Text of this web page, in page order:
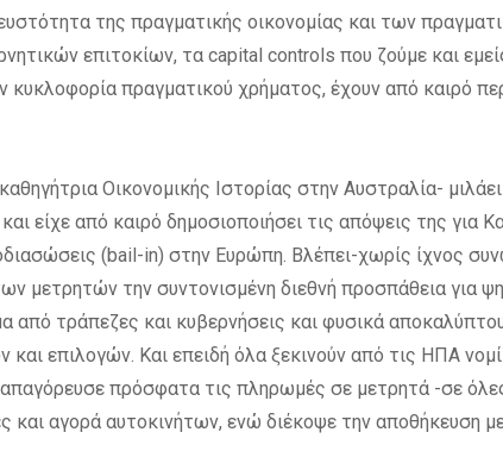
της πραγματικής οικονομίας και των
επιτοκίων, τα capital controls που ζούμε και
κυκλοφορία πραγματικού χρήματος, έχουν από καιρό
Οικονομικής Ιστορίας στην Αυστραλία-
είχε από καιρό δημοσιοποιήσει τις απόψεις της για
(bail-in) στην Ευρώπη. Βλέπει-χωρίς ίχνος
μετρητών την συντονισμένη διεθνή προσπάθεια για
από τράπεζες και κυβερνήσεις και φυσικά
και επιλογών. Και επειδή όλα ξεκινούν από τις ΗΠΑ
πρόσφατα τις πληρωμές σε μετρητά -σε
και αγορά αυτοκινήτων, ενώ διέκοψε την αποθήκευση